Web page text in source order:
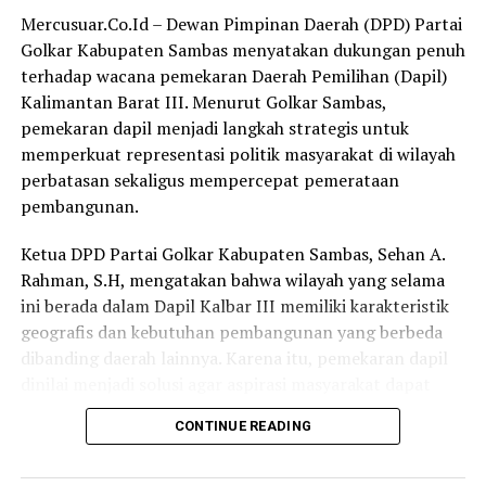
(Red)
RELATED TOPICS:
UP NEXT
Pemkab Sambas Dukung Penguatan Perlindungan
Pekerja Migran Indonesia
DON'T MISS
Anwari Harap Bantuan Rumah Layak Huni Menjangkau
Masyarakat Membutuhkan
Mercusuar.Co.Id – Dewan Pimpinan Daerah (DPD) Partai
Golkar Kabupaten Sambas menyatakan dukungan penuh
terhadap wacana pemekaran Daerah Pemilihan (Dapil)
Kalimantan Barat III. Menurut Golkar Sambas,
pemekaran dapil menjadi langkah strategis untuk
memperkuat representasi politik masyarakat di wilayah
perbatasan sekaligus mempercepat pemerataan
pembangunan.
Ketua DPD Partai Golkar Kabupaten Sambas, Sehan A.
Rahman, S.H, mengatakan bahwa wilayah yang selama
ini berada dalam Dapil Kalbar III memiliki karakteristik
geografis dan kebutuhan pembangunan yang berbeda
dibanding daerah lainnya. Karena itu, pemekaran dapil
diperjuangkan secara lebih optimal.
CONTINUE READING